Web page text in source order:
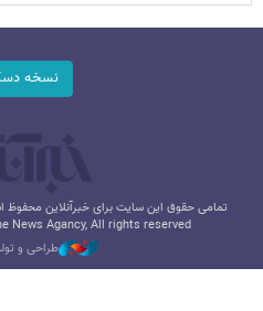
نسخه
تمامی حقوق این سایت برای خبرآنلاین محفوظ
News Agancy, All rights reserved
طراحی و